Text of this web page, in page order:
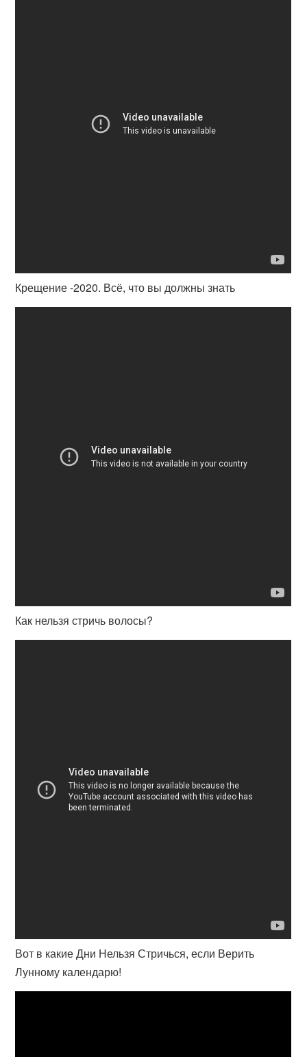
Крещение -2020. Всё, что вы должны знать
Как нельзя стричь волосы?
Вот в какие Дни Нельзя Стричься, если Верить
Лунному календарю!